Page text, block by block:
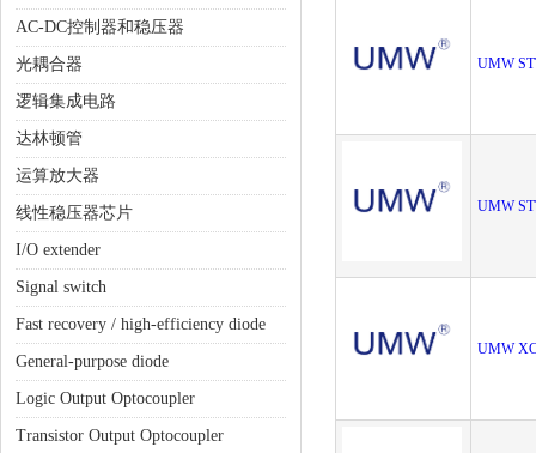
AC-DC控制器和稳压器
光耦合器
逻辑集成电路
达林顿管
运算放大器
线性稳压器芯片
I/O extender
Signal switch
Fast recovery / high-efficiency diode
General-purpose diode
Logic Output Optocoupler
Transistor Output Optocoupler
UMW
UMW
UMW